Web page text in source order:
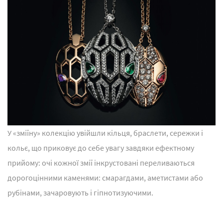
У «зміїну» колекцію увійшли кільця, браслети, сережки і
кольє, що приковує до себе увагу завдяки ефектному
прийому: очі кожної змії інкрустовані переливаються
дорогоцінними каменями: смарагдами, аметистами або
рубінами, зачаровують і гіпнотизуючими.